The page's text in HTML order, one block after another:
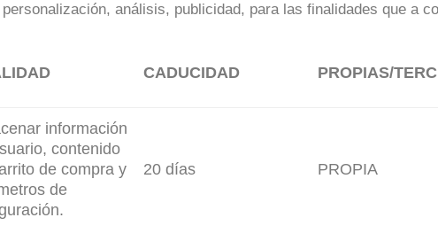
análisis, publicidad, para las finalidades que a
CADUCIDAD PROPIAS/
información
contenido
de compra y
de
20 días PROPIA